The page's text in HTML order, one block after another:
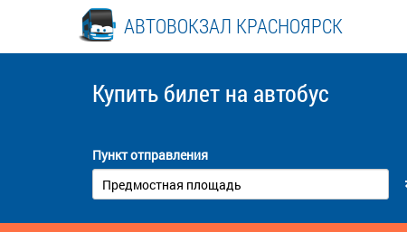
АВТОВОКЗАЛ КРАСНОЯРСК
Купить билет на автобус
Пункт отправления